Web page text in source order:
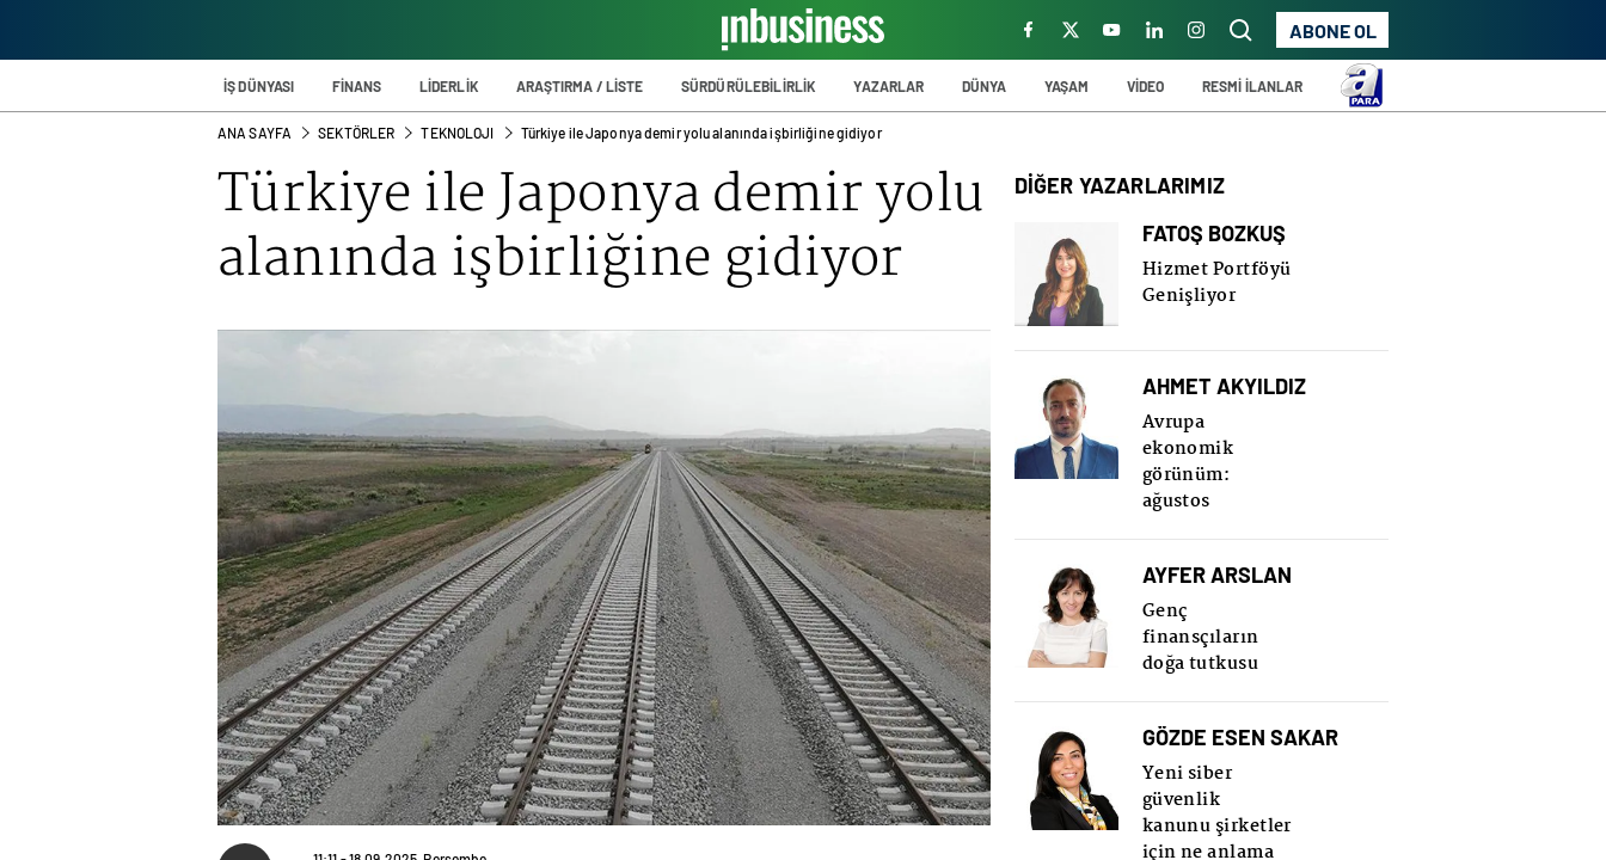
ABONE OL
İŞ DÜNYASI FİNANS LİDERLİK ARAŞTIRMA / LİSTE SÜRDÜRÜLEBİLİRLİK YAZARLAR DÜNYA YAŞAM VİDEO RESMİ İLANLAR
ANA SAYFA SEKTÖRLER TEKNOLOJI Türkiye ile Japonya demir yolu alanında işbirliğine gidiyor
Türkiye ile Japonya demir yolu
alanında işbirliğine gidiyor
DİĞER YAZARLARIMIZ
FATOŞ BOZKUŞ
Hizmet Portföyü
Genişliyor
AHMET AKYILDIZ
Avrupa
ekonomik
görünüm:
ağustos
AYFER ARSLAN
Genç
finansçıların
doğa tutkusu
GÖZDE ESEN SAKAR
Yeni siber
güvenlik
kanunu şirketler
için ne anlama